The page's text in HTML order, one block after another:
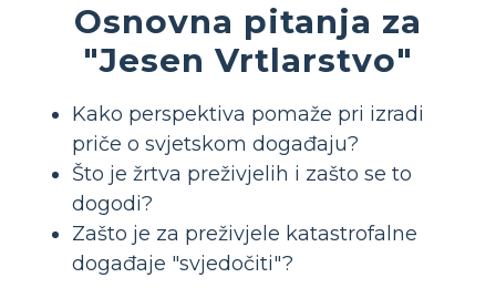
Osnovna pitanja za
"Jesen Vrtlarstvo"
Kako perspektiva pomaže pri izradi
priče o svjetskom događaju?
Što je žrtva preživjelih i zašto se to
dogodi?
Zašto je za preživjele katastrofalne
događaje "svjedočiti"?